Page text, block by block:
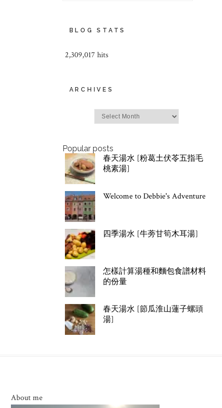
BLOG STATS
2,309,017 hits
ARCHIVES
Popular posts
春天湯水 [粉葛土伏苓五指毛
桃素湯]
Welcome to Debbie's Adventure
四季湯水 [牛蒡甘筍木耳湯]
怎樣計算湯種和麵包食譜材料
的份量
春天湯水 [節瓜淮山蓮子螺頭
湯]
About me